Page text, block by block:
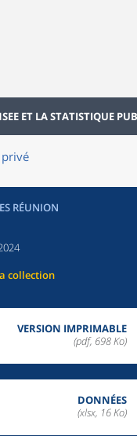
ET LA STATISTIQUE
RÉUNION
collection
VERSION IMPRIMABLE
(pdf, 698 Ko)
DONNÉES
(xlsx, 16 Ko)